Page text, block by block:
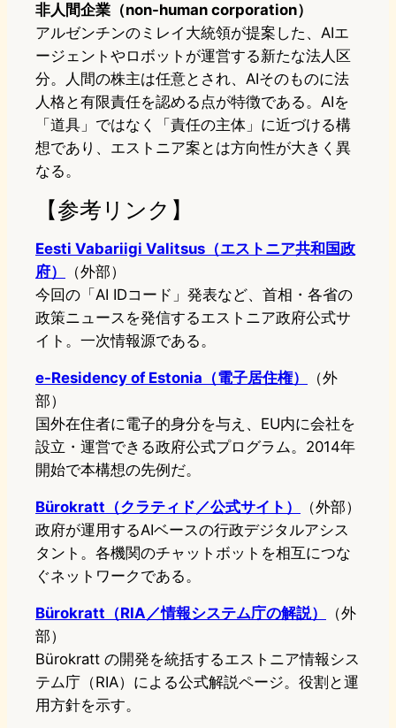
非人間企業（non-human corporation）
アルゼンチンのミレイ大統領が提案した、AIエ
ージェントやロボットが運営する新たな法人区
分。人間の株主は任意とされ、AIそのものに法
人格と有限責任を認める点が特徴である。AIを
「道具」ではなく「責任の主体」に近づける構
想であり、エストニア案とは方向性が大きく異
なる。
【参考リンク】
Eesti Vabariigi Valitsus（エストニア共和国政
府）
（外部）
今回の「AI IDコード」発表など、首相・各省の
政策ニュースを発信するエストニア政府公式サ
イト。一次情報源である。
e-Residency of Estonia（電子居住権）
（外
部）
国外在住者に電子的身分を与え、EU内に会社を
設立・運営できる政府公式プログラム。2014年
開始で本構想の先例だ。
Bürokratt（クラティド／公式サイト）
（外部）
政府が運用するAIベースの行政デジタルアシス
タント。各機関のチャットボットを相互につな
ぐネットワークである。
Bürokratt（RIA／情報システム庁の解説）
（外
部）
Bürokratt の開発を統括するエストニア情報シス
テム庁（RIA）による公式解説ページ。役割と運
用方針を示す。